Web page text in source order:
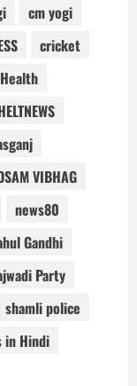
cm yogi
cricket
Health
VIBHAG
news80
Gandhi
Party
shamli police
in Hindi